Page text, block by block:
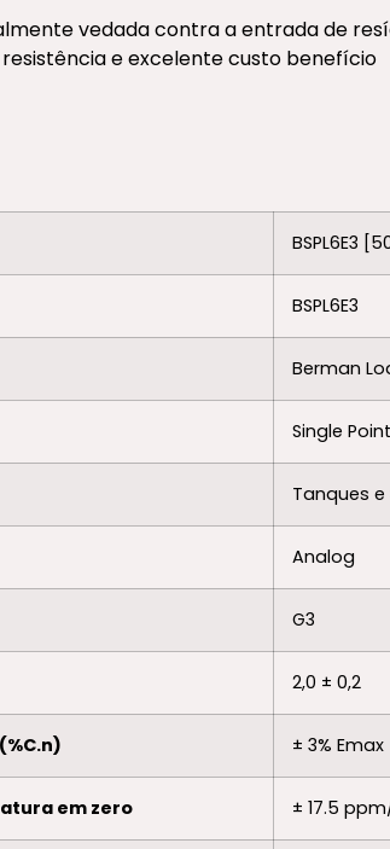
vedada contra a entrada de
e excelente custo benefício
BSPL6E3
BSPL6E3
Berman
Single Point
Tanques e
Analog
G3
2,0 ± 0,2
± 3% Emax
em zero ± 17.5